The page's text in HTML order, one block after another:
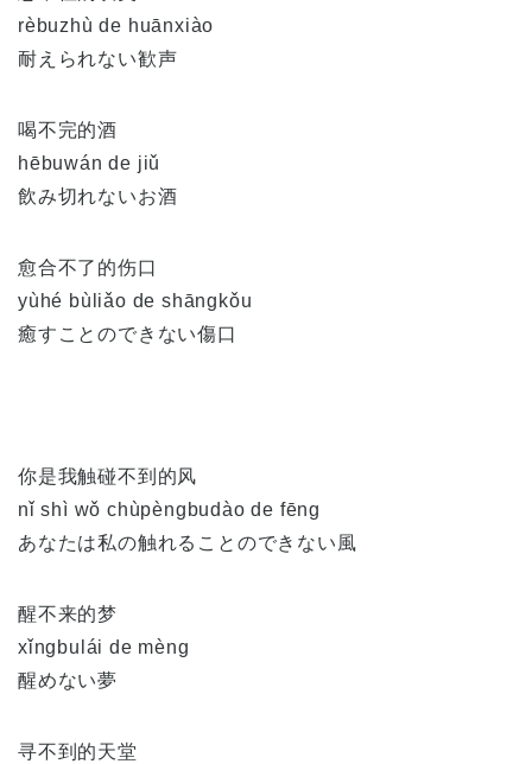
rèbuzhù de huānxiào
耐えられない歓声
喝不完的酒
hēbuwán de jiǔ
飲み切れないお酒
愈合不了的伤口
yùhé bùliǎo de shāngkǒu
癒すことのできない傷口
你是我触碰不到的风
nǐ shì wǒ chùpèngbudào de fēng
あなたは私の触れることのできない風
醒不来的梦
xǐngbulái de mèng
醒めない夢
寻不到的天堂